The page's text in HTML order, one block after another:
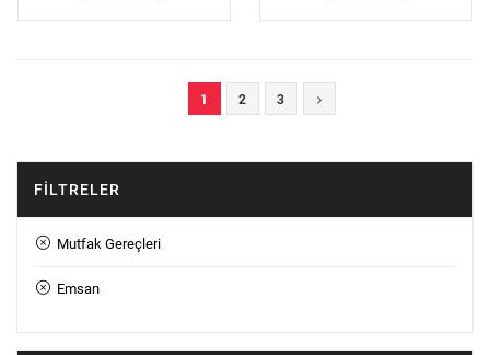
1 2 3
FILTRELER
Mutfak Gereçleri
Emsan